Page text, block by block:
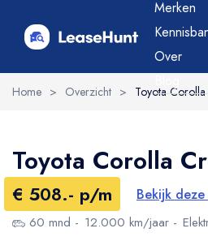
Merken
Over
Home > Overzicht > Toyota
Toyota Corolla
€ 508.- p/m Bekijk
60 mnd 12.000 km/jaar